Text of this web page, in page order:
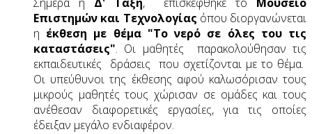
Επιστημών και Τεχνολογίας όπου διοργανώνεται
η έκθεση με θέμα "Το νερό σε όλες του τις
καταστάσεις". Οι μαθητές παρακολούθησαν τις
εκπαιδευτικές δράσεις που σχετίζονται με το θέμα.
Οι υπεύθυνοι της έκθεσης αφού καλωσόρισαν τους
μικρούς μαθητές τους χώρισαν σε ομάδες και τους
ανέθεσαν διαφορετικές εργασίες, για τις οποίες
έδειξαν μεγάλο ενδιαφέρον.